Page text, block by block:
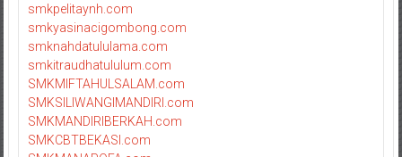
smkpelitaynh.com
smkyasinacigombong.com
smknahdatululama.com
smkitraudhatululum.com
SMKMIFTAHULSALAM.com
SMKSILIWANGIMANDIRI.com
SMKMANDIRIBERKAH.com
SMKCBTBEKASI.com